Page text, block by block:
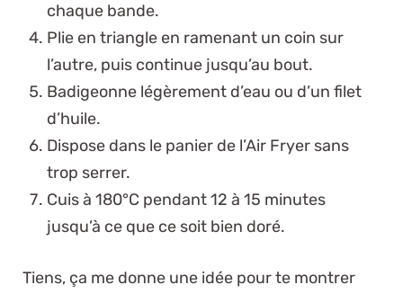
chaque bande.
Plie en triangle en ramenant un coin sur
l’autre, puis continue jusqu’au bout.
Badigeonne légèrement d’eau ou d’un filet
d’huile.
Dispose dans le panier de l’Air Fryer sans
trop serrer.
Cuis à 180°C pendant 12 à 15 minutes
jusqu’à ce que ce soit bien doré.
Tiens, ça me donne une idée pour te montrer